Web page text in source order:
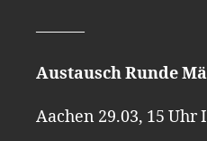
———
Austausch Runde
Aachen 29.03, 15